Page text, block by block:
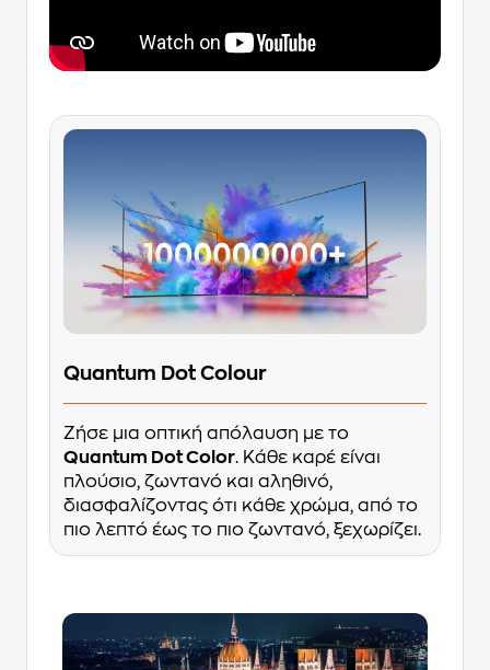
Quantum Dot Colour
Ζήσε μια οπτική απόλαυση με το
Quantum Dot Color. Κάθε καρέ είναι
πλούσιο, ζωντανό και αληθινό,
διασφαλίζοντας ότι κάθε χρώμα, από το
πιο λεπτό έως το πιο ζωντανό, ξεχωρίζει.